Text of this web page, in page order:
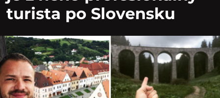
turista po Slovensku